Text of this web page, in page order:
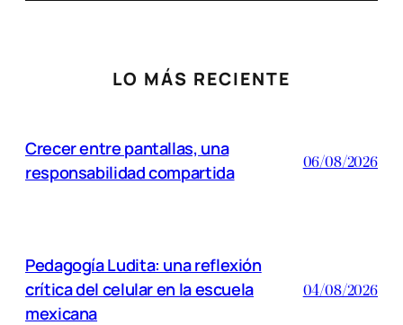
LO MÁS RECIENTE
Crecer entre pantallas, una
responsabilidad compartida
06/08/2026
Pedagogía Ludita: una reflexión
crítica del celular en la escuela
mexicana
04/08/2026